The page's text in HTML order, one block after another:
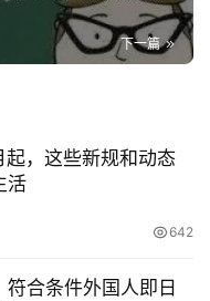
下一篇
，这些新规和动态
活
642
合条件外国人即日